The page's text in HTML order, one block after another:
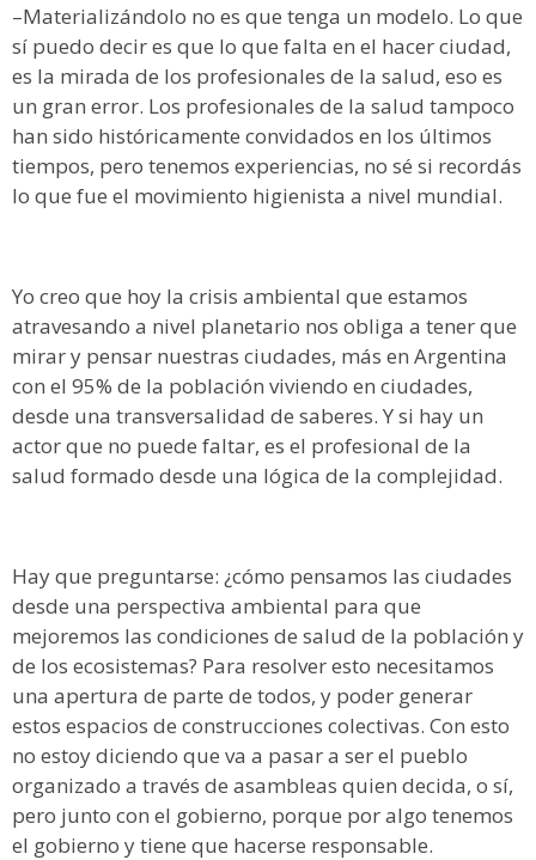
–Materializándolo no es que tenga un modelo. Lo que
sí puedo decir es que lo que falta en el hacer ciudad,
es la mirada de los profesionales de la salud, eso es
un gran error. Los profesionales de la salud tampoco
han sido históricamente convidados en los últimos
tiempos, pero tenemos experiencias, no sé si recordás
lo que fue el movimiento higienista a nivel mundial.
Yo creo que hoy la crisis ambiental que estamos
atravesando a nivel planetario nos obliga a tener que
mirar y pensar nuestras ciudades, más en Argentina
con el 95% de la población viviendo en ciudades,
desde una transversalidad de saberes. Y si hay un
actor que no puede faltar, es el profesional de la
salud formado desde una lógica de la complejidad.
Hay que preguntarse: ¿cómo pensamos las ciudades
desde una perspectiva ambiental para que
mejoremos las condiciones de salud de la población y
de los ecosistemas? Para resolver esto necesitamos
una apertura de parte de todos, y poder generar
estos espacios de construcciones colectivas. Con esto
no estoy diciendo que va a pasar a ser el pueblo
organizado a través de asambleas quien decida, o sí,
pero junto con el gobierno, porque por algo tenemos
el gobierno y tiene que hacerse responsable.